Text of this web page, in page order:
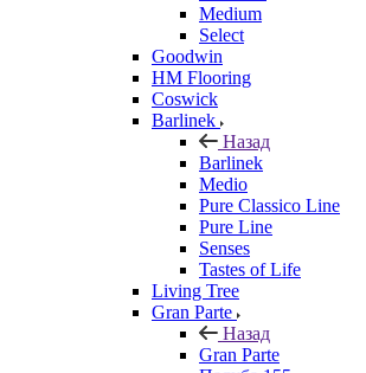
Medium
Select
Goodwin
HM Flooring
Coswick
Barlinek
Назад
Barlinek
Medio
Pure Classico Line
Pure Line
Senses
Tastes of Life
Living Tree
Gran Parte
Назад
Gran Parte